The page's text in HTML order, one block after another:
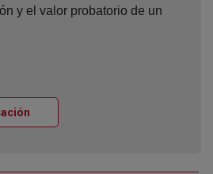
y el valor probatorio de un